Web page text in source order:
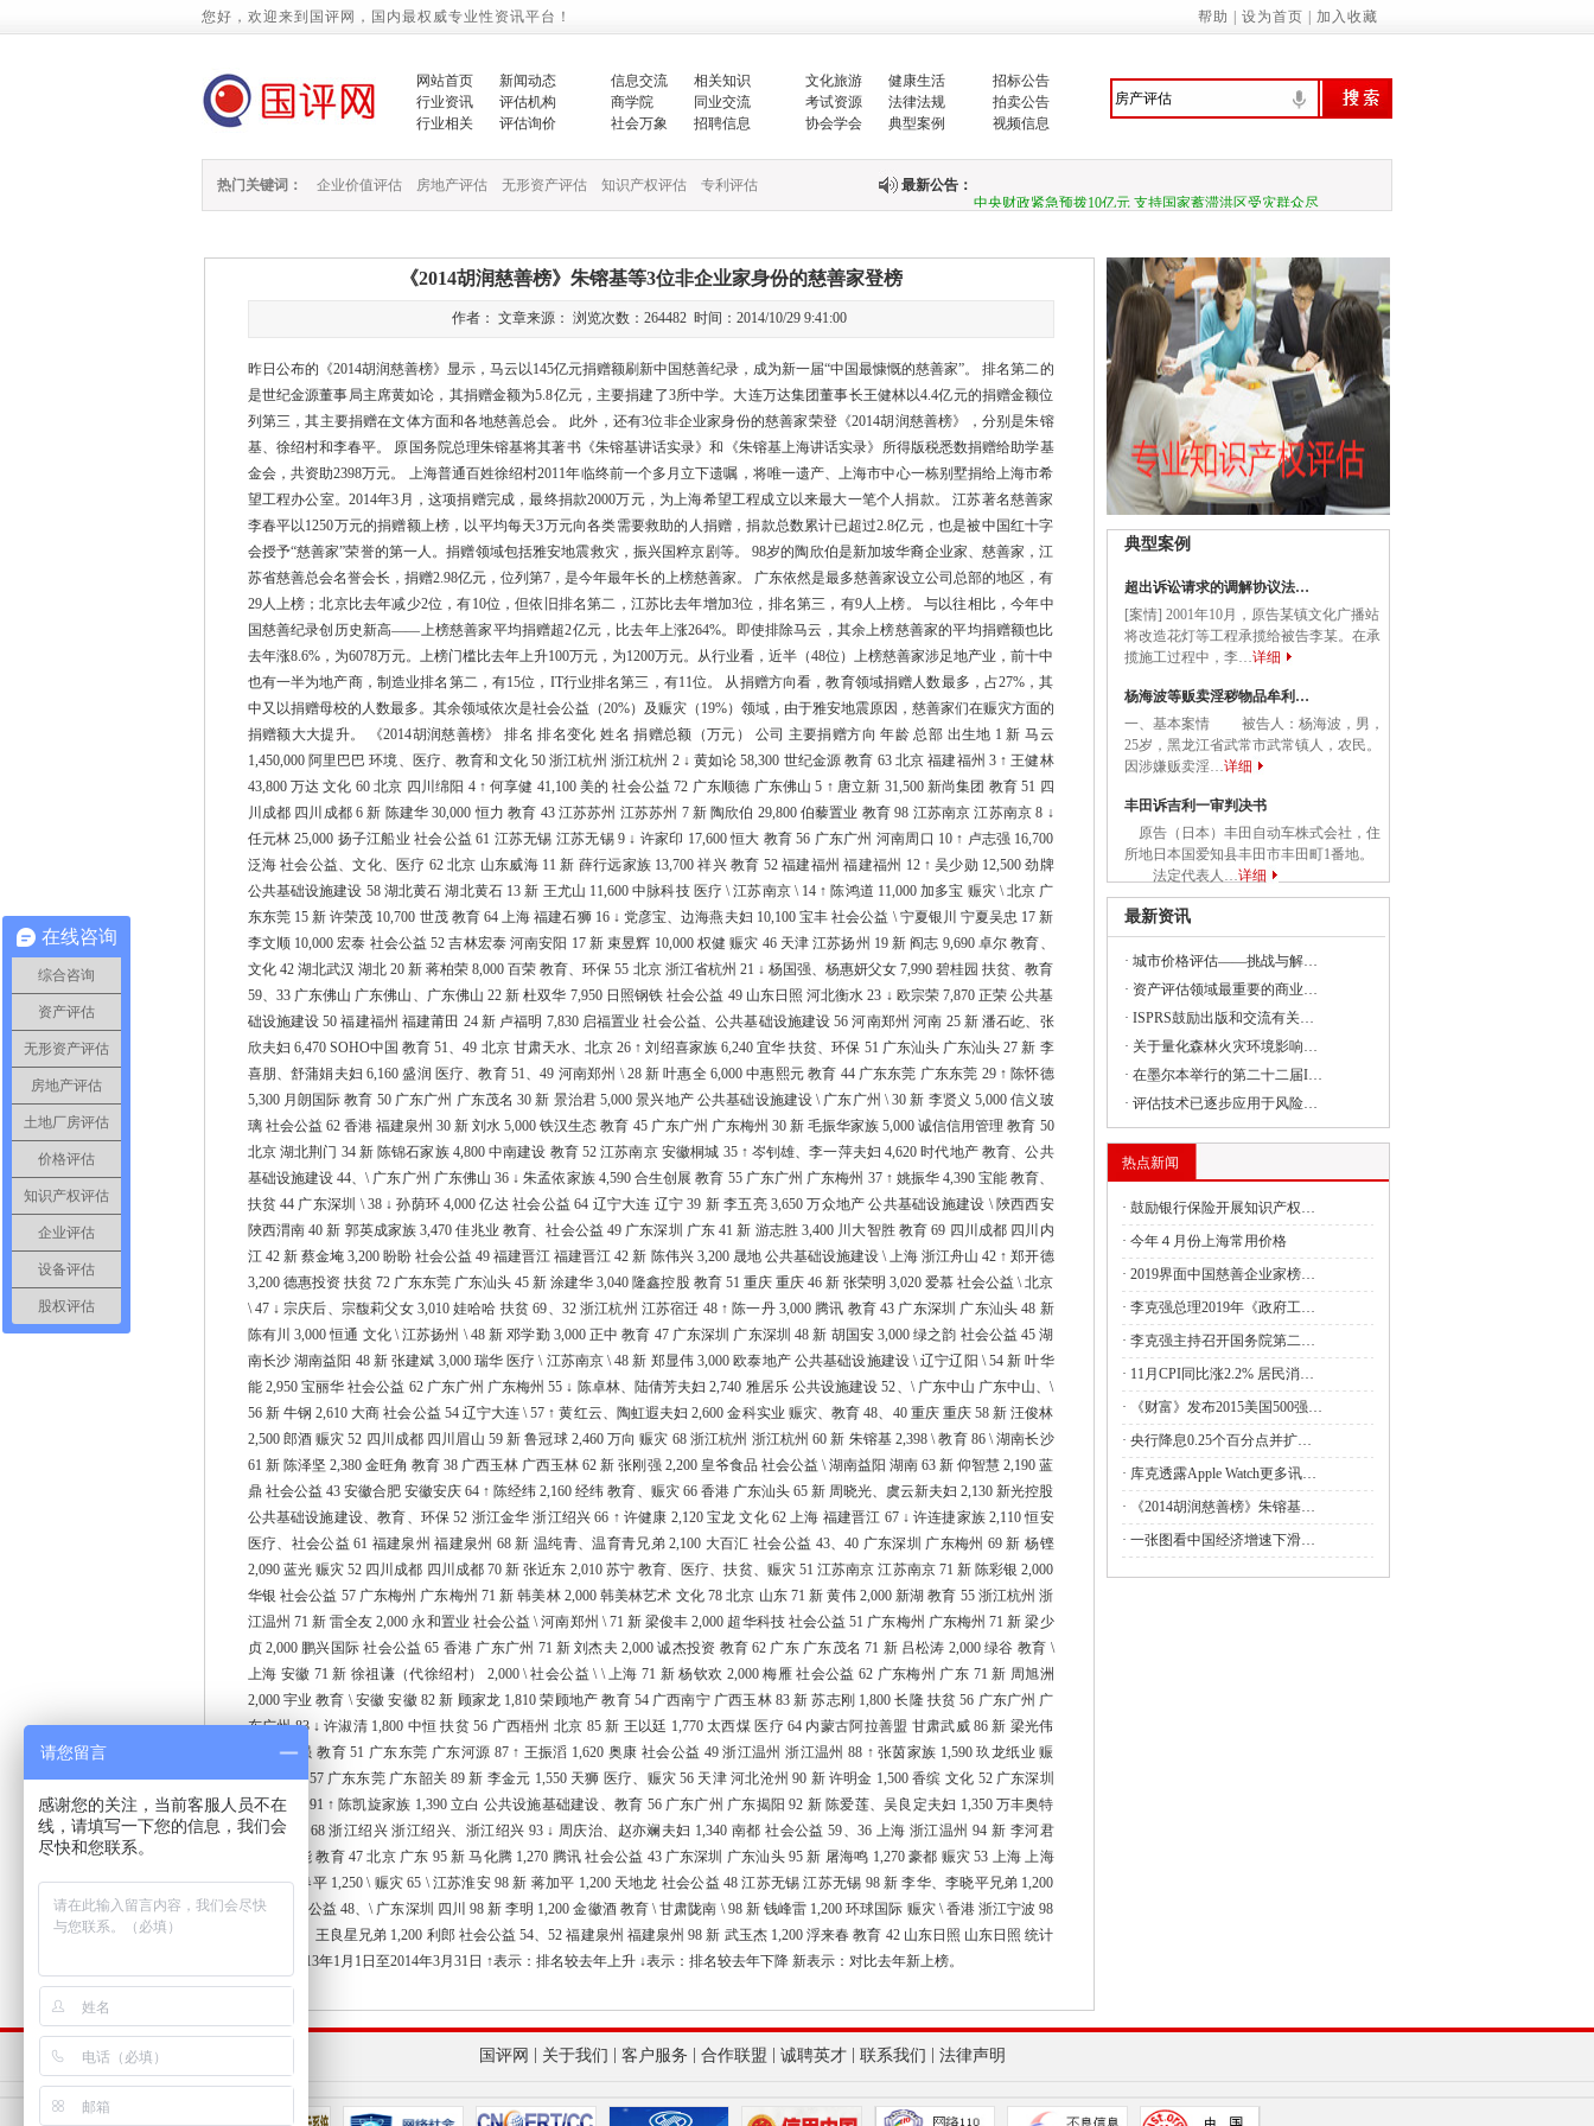
您好，欢迎来到国评网，国内最权威专业性资讯平台！ 帮助 设为首页 加入收藏
网站首页
新闻动态
行业资讯
评估机构
行业相关
评估询价
信息交流
相关知识
商学院
同业交流
社会万象
招聘信息
文化旅游
健康生活
考试资源
法律法规
协会学会
典型案例
招标公告
拍卖公告
视频信息
热门关键词： 企业价值评估 房地产评估 无形资产评估 知识产权评估 专利评估 最新公告：
翟智：实干笃行、技管合一的城管人
中央财政紧急预拨10亿元 支持国家蓄滞洪区受灾群众尽
关于印发《国家基本公共服务标准（2023年版）》的通知
关于完善政府诚信履约机制优化民营经济发展环境的通知
财政部新疆监管局：“三坚持”做深做实地方财政运行分…
国务院办公厅关于应急管理综合行政执法有关事项的通知
中共中央 国务院关于促进民营经济发展壮大的意见
《中共中央 国务院关于促进民营经济发展壮大的意见》
权…
国家发展改革委等部门关于做好2023年降成本重点工作
的…
关于公开遴选《建设项目经济评价方法与参数（修订建
议…
关于开展2023年全国节能宣传周和全国低碳日活动的通知
关于印发《中央党政机关和事业单位所属企业国有资本
产…
国家发展改革委组织召开支持贵州在新时代西部大开发
上…
国家发展改革委负责同志出席建设全国统一大市场国务
院…
臣…
中国与阿根廷签署共建“一带一路”合作规划
2023年1-4月全国国有及国有控股企业经济运行情况
财政部河南监管局：强化理论武装 筑牢思想之基 认真
组…
关于实施中央财政油茶产业发展奖补政策的通知
财政部下达水利救灾资金7.28亿元支持消除水毁、白蚁
等…
发展改革委核定抽水蓄能电站容量电价
发展改革委举行5月份新闻发布会
发…
国家发展改革委举行4月份新闻发布会
国家发展改革委党组学习贯彻习近平新时代中国特色社
会…
《2014胡润慈善榜》朱镕基等3位非企业家身份的慈善家登榜
作者： 文章来源： 浏览次数：264482 时间：2014/10/29 9:41:00
昨日公布的《2014胡润慈善榜》显示，马云以145亿元捐赠额刷新中国慈善纪录，成为新一届“中国最慷慨的慈善家”。 排名第二的
是世纪金源董事局主席黄如论，其捐赠金额为5.8亿元，主要捐建了3所中学。大连万达集团董事长王健林以4.4亿元的捐赠金额位
列第三，其主要捐赠在文体方面和各地慈善总会。 此外，还有3位非企业家身份的慈善家荣登《2014胡润慈善榜》，分别是朱镕
基、徐绍村和李春平。 原国务院总理朱镕基将其著书《朱镕基讲话实录》和《朱镕基上海讲话实录》所得版税悉数捐赠给助学基
金会，共资助2398万元。 上海普通百姓徐绍村2011年临终前一个多月立下遗嘱，将唯一遗产、上海市中心一栋别墅捐给上海市希
望工程办公室。2014年3月，这项捐赠完成，最终捐款2000万元，为上海希望工程成立以来最大一笔个人捐款。 江苏著名慈善家
李春平以1250万元的捐赠额上榜，以平均每天3万元向各类需要救助的人捐赠，捐款总数累计已超过2.8亿元，也是被中国红十字
会授予“慈善家”荣誉的第一人。捐赠领域包括雅安地震救灾，振兴国粹京剧等。 98岁的陶欣伯是新加坡华裔企业家、慈善家，江
苏省慈善总会名誉会长，捐赠2.98亿元，位列第7，是今年最年长的上榜慈善家。 广东依然是最多慈善家设立公司总部的地区，有
29人上榜；北京比去年减少2位，有10位，但依旧排名第二，江苏比去年增加3位，排名第三，有9人上榜。 与以往相比，今年中
国慈善纪录创历史新高——上榜慈善家平均捐赠超2亿元，比去年上涨264%。即使排除马云，其余上榜慈善家的平均捐赠额也比
去年涨8.6%，为6078万元。上榜门槛比去年上升100万元，为1200万元。从行业看，近半（48位）上榜慈善家涉足地产业，前十中
也有一半为地产商，制造业排名第二，有15位，IT行业排名第三，有11位。 从捐赠方向看，教育领域捐赠人数最多，占27%，其
中又以捐赠母校的人数最多。其余领域依次是社会公益（20%）及赈灾（19%）领域，由于雅安地震原因，慈善家们在赈灾方面的
捐赠额大大提升。 《2014胡润慈善榜》 排名 排名变化 姓名 捐赠总额（万元） 公司 主要捐赠方向 年龄 总部 出生地 1 新 马云
1,450,000 阿里巴巴 环境、医疗、教育和文化 50 浙江杭州 浙江杭州 2 ↓ 黄如论 58,300 世纪金源 教育 63 北京 福建福州 3 ↑ 王健林
43,800 万达 文化 60 北京 四川绵阳 4 ↑ 何享健 41,100 美的 社会公益 72 广东顺德 广东佛山 5 ↑ 唐立新 31,500 新尚集团 教育 51 四
川成都 四川成都 6 新 陈建华 30,000 恒力 教育 43 江苏苏州 江苏苏州 7 新 陶欣伯 29,800 伯藜置业 教育 98 江苏南京 江苏南京 8 ↓
任元林 25,000 扬子江船业 社会公益 61 江苏无锡 江苏无锡 9 ↓ 许家印 17,600 恒大 教育 56 广东广州 河南周口 10 ↑ 卢志强 16,700
泛海 社会公益、文化、医疗 62 北京 山东威海 11 新 薛行远家族 13,700 祥兴 教育 52 福建福州 福建福州 12 ↑ 吴少勋 12,500 劲牌
公共基础设施建设 58 湖北黄石 湖北黄石 13 新 王尤山 11,600 中脉科技 医疗 \ 江苏南京 \ 14 ↑ 陈鸿道 11,000 加多宝 赈灾 \ 北京 广
东东莞 15 新 许荣茂 10,700 世茂 教育 64 上海 福建石狮 16 ↓ 党彦宝、边海燕夫妇 10,100 宝丰 社会公益 \ 宁夏银川 宁夏吴忠 17 新
李文顺 10,000 宏泰 社会公益 52 吉林宏泰 河南安阳 17 新 束昱辉 10,000 权健 赈灾 46 天津 江苏扬州 19 新 阎志 9,690 卓尔 教育、
文化 42 湖北武汉 湖北 20 新 蒋柏荣 8,000 百荣 教育、环保 55 北京 浙江省杭州 21 ↓ 杨国强、杨惠妍父女 7,990 碧桂园 扶贫、教育
59、33 广东佛山 广东佛山、广东佛山 22 新 杜双华 7,950 日照钢铁 社会公益 49 山东日照 河北衡水 23 ↓ 欧宗荣 7,870 正荣 公共基
础设施建设 50 福建福州 福建莆田 24 新 卢福明 7,830 启福置业 社会公益、公共基础设施建设 56 河南郑州 河南 25 新 潘石屹、张
欣夫妇 6,470 SOHO中国 教育 51、49 北京 甘肃天水、北京 26 ↑ 刘绍喜家族 6,240 宜华 扶贫、环保 51 广东汕头 广东汕头 27 新 李
喜朋、舒蒲娟夫妇 6,160 盛润 医疗、教育 51、49 河南郑州 \ 28 新 叶惠全 6,000 中惠熙元 教育 44 广东东莞 广东东莞 29 ↑ 陈怀德
5,300 月朗国际 教育 50 广东广州 广东茂名 30 新 景治君 5,000 景兴地产 公共基础设施建设 \ 广东广州 \ 30 新 李贤义 5,000 信义玻
璃 社会公益 62 香港 福建泉州 30 新 刘水 5,000 铁汉生态 教育 45 广东广州 广东梅州 30 新 毛振华家族 5,000 诚信信用管理 教育 50
北京 湖北荆门 34 新 陈锦石家族 4,800 中南建设 教育 52 江苏南京 安徽桐城 35 ↑ 岑钊雄、李一萍夫妇 4,620 时代地产 教育、公共
基础设施建设 44、\ 广东广州 广东佛山 36 ↓ 朱孟依家族 4,590 合生创展 教育 55 广东广州 广东梅州 37 ↑ 姚振华 4,390 宝能 教育、
扶贫 44 广东深圳 \ 38 ↓ 孙荫环 4,000 亿达 社会公益 64 辽宁大连 辽宁 39 新 李五亮 3,650 万众地产 公共基础设施建设 \ 陜西西安
陜西渭南 40 新 郭英成家族 3,470 佳兆业 教育、社会公益 49 广东深圳 广东 41 新 游志胜 3,400 川大智胜 教育 69 四川成都 四川内
江 42 新 蔡金埯 3,200 盼盼 社会公益 49 福建晋江 福建晋江 42 新 陈伟兴 3,200 晟地 公共基础设施建设 \ 上海 浙江舟山 42 ↑ 郑开德
3,200 德惠投资 扶贫 72 广东东莞 广东汕头 45 新 涂建华 3,040 隆鑫控股 教育 51 重庆 重庆 46 新 张荣明 3,020 爱慕 社会公益 \ 北京
\ 47 ↓ 宗庆后、宗馥莉父女 3,010 娃哈哈 扶贫 69、32 浙江杭州 江苏宿迁 48 ↑ 陈一丹 3,000 腾讯 教育 43 广东深圳 广东汕头 48 新
陈有川 3,000 恒通 文化 \ 江苏扬州 \ 48 新 邓学勤 3,000 正中 教育 47 广东深圳 广东深圳 48 新 胡国安 3,000 绿之韵 社会公益 45 湖
南长沙 湖南益阳 48 新 张建斌 3,000 瑞华 医疗 \ 江苏南京 \ 48 新 郑显伟 3,000 欧泰地产 公共基础设施建设 \ 辽宁辽阳 \ 54 新 叶华
能 2,950 宝丽华 社会公益 62 广东广州 广东梅州 55 ↓ 陈卓林、陆倩芳夫妇 2,740 雅居乐 公共设施建设 52、\ 广东中山 广东中山、\
56 新 牛钢 2,610 大商 社会公益 54 辽宁大连 \ 57 ↑ 黄红云、陶虹遐夫妇 2,600 金科实业 赈灾、教育 48、40 重庆 重庆 58 新 汪俊林
2,500 郎酒 赈灾 52 四川成都 四川眉山 59 新 鲁冠球 2,460 万向 赈灾 68 浙江杭州 浙江杭州 60 新 朱镕基 2,398 \ 教育 86 \ 湖南长沙
61 新 陈泽坚 2,380 金旺角 教育 38 广西玉林 广西玉林 62 新 张刚强 2,200 皇爷食品 社会公益 \ 湖南益阳 湖南 63 新 仰智慧 2,190 蓝
鼎 社会公益 43 安徽合肥 安徽安庆 64 ↑ 陈经纬 2,160 经纬 教育、赈灾 66 香港 广东汕头 65 新 周晓光、虞云新夫妇 2,130 新光控股
公共基础设施建设、教育、环保 52 浙江金华 浙江绍兴 66 ↑ 许健康 2,120 宝龙 文化 62 上海 福建晋江 67 ↓ 许连捷家族 2,110 恒安
医疗、社会公益 61 福建泉州 福建泉州 68 新 温纯青、温育青兄弟 2,100 大百汇 社会公益 43、40 广东深圳 广东梅州 69 新 杨铿
2,090 蓝光 赈灾 52 四川成都 四川成都 70 新 张近东 2,010 苏宁 教育、医疗、扶贫、赈灾 51 江苏南京 江苏南京 71 新 陈彩银 2,000
华银 社会公益 57 广东梅州 广东梅州 71 新 韩美林 2,000 韩美林艺术 文化 78 北京 山东 71 新 黄伟 2,000 新湖 教育 55 浙江杭州 浙
江温州 71 新 雷全友 2,000 永和置业 社会公益 \ 河南郑州 \ 71 新 梁俊丰 2,000 超华科技 社会公益 51 广东梅州 广东梅州 71 新 梁少
贞 2,000 鹏兴国际 社会公益 65 香港 广东广州 71 新 刘杰夫 2,000 诚杰投资 教育 62 广东 广东茂名 71 新 吕松涛 2,000 绿谷 教育 \
上海 安徽 71 新 徐祖谦（代徐绍村） 2,000 \ 社会公益 \ \ 上海 71 新 杨钦欢 2,000 梅雁 社会公益 62 广东梅州 广东 71 新 周旭洲
2,000 宇业 教育 \ 安徽 安徽 82 新 顾家龙 1,810 荣顾地产 教育 54 广西南宁 广西玉林 83 新 苏志刚 1,800 长隆 扶贫 56 广东广州 广
东广州 83 ↓ 许淑清 1,800 中恒 扶贫 56 广西梧州 北京 85 新 王以廷 1,770 太西煤 医疗 64 内蒙古阿拉善盟 甘肃武威 86 新 梁光伟
1,670 华强 教育 51 广东东莞 广东河源 87 ↑ 王振滔 1,620 奥康 社会公益 49 浙江温州 浙江温州 88 ↑ 张茵家族 1,590 玖龙纸业 赈
灾、扶贫 57 广东东莞 广东韶关 89 新 李金元 1,550 天狮 医疗、赈灾 56 天津 河北沧州 90 新 许明金 1,500 香缤 文化 52 广东深圳
福建惠安 91 ↑ 陈凯旋家族 1,390 立白 公共设施基础建设、教育 56 广东广州 广东揭阳 92 新 陈爱莲、吴良定夫妇 1,350 万丰奥特
环保 56、68 浙江绍兴 浙江绍兴、浙江绍兴 93 ↓ 周庆治、赵亦斓夫妇 1,340 南都 社会公益 59、36 上海 浙江温州 94 新 李河君
1,300 汉能 教育 47 北京 广东 95 新 马化腾 1,270 腾讯 社会公益 43 广东深圳 广东汕头 95 新 屠海鸣 1,270 豪都 赈灾 53 上海 上海
97 新 李春平 1,250 \ 赈灾 65 \ 江苏淮安 98 新 蒋加平 1,200 天地龙 社会公益 48 江苏无锡 江苏无锡 98 新 李华、李晓平兄弟 1,200
卓越 社会公益 48、\ 广东深圳 四川 98 新 李明 1,200 金徽酒 教育 \ 甘肃陇南 \ 98 新 钱峰雷 1,200 环球国际 赈灾 \ 香港 浙江宁波 98
↓ 王冬星、王良星兄弟 1,200 利郎 社会公益 54、52 福建泉州 福建泉州 98 新 武玉杰 1,200 浮来春 教育 42 山东日照 山东日照 统计
范围：2013年1月1日至2014年3月31日 ↑表示：排名较去年上升 ↓表示：排名较去年下降 新表示：对比去年新上榜。
典型案例
超出诉讼请求的调解协议法…
[案情] 2001年10月，原告某镇文化广播站
将改造花灯等工程承揽给被告李某。在承
揽施工过程中，李…详细
杨海波等贩卖淫秽物品牟利…
一、基本案情 被告人：杨海波，男，
25岁，黑龙江省武常市武常镇人，农民。
因涉嫌贩卖淫…详细
丰田诉吉利一审判决书
原告（日本）丰田自动车株式会社，住
所地日本国爱知县丰田市丰田町1番地。
法定代表人…详细
最新资讯
· 城市价格评估——挑战与解…
· 资产评估领域最重要的商业…
· ISPRS鼓励出版和交流有关…
· 关于量化森林火灾环境影响…
· 在墨尔本举行的第二十二届I…
· 评估技术已逐步应用于风险…
热点新闻
· 鼓励银行保险开展知识产权…
· 今年４月份上海常用价格
· 2019界面中国慈善企业家榜…
· 李克强总理2019年《政府工…
· 李克强主持召开国务院第二…
· 11月CPI同比涨2.2% 居民消…
·
《财富》发布2015美国500强…
· 央行降息0.25个百分点并扩…
· 库克透露Apple Watch更多讯…
·
《2014胡润慈善榜》朱镕基…
· 一张图看中国经济增速下滑…
国评网 关于我们 客户服务 合作联盟 诚聘英才 联系我们 法律声明
在线咨询
综合咨询
资产评估
无形资产评估
房地产评估
土地厂房评估
价格评估
知识产权评估
企业评估
设备评估
股权评估
请您留言
感谢您的关注，当前客服人员不在
线，请填写一下您的信息，我们会
尽快和您联系。